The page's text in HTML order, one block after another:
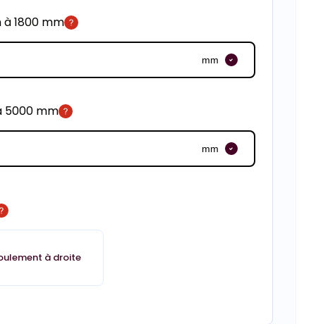
1800 mm
mm
5000 mm
mm
à droite